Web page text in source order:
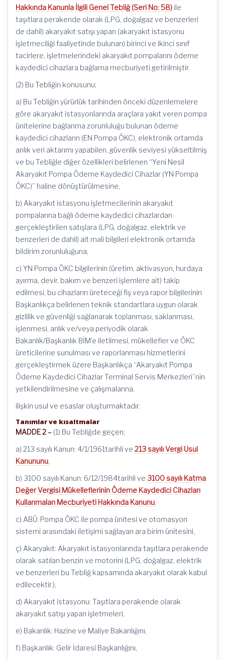
Hakkında Kanunla İlgili Genel Tebliğ (Seri No: 58) ile
taşıtlara perakende olarak (LPG, doğalgaz ve benzerleri
de dahil) akaryakıt satışı yapan (akaryakıt istasyonu
işletmeciliği faaliyetinde bulunan) birinci ve ikinci sınıf
tacirlere, işletmelerindeki akaryakıt pompalarını ödeme
kaydedici cihazlara bağlama mecburiyeti getirilmiştir.
(2) Bu Tebliğin konusunu;
a) Bu Tebliğin yürürlük tarihinden önceki düzenlemelere
göre akaryakıt istasyonlarında araçlara yakıt veren pompa
ünitelerine bağlanma zorunluluğu bulunan ödeme
kaydedici cihazların (EN Pompa ÖKC), elektronik ortamda
anlık veri aktarımı yapabilen, güvenlik seviyesi yükseltilmiş
ve bu Tebliğle diğer özellikleri belirlenen “Yeni Nesil
Akaryakıt Pompa Ödeme Kaydedici Cihazlar (YN Pompa
ÖKC)” haline dönüştürülmesine,
b) Akaryakıt istasyonu işletmecilerinin akaryakıt
pompalarına bağlı ödeme kaydedici cihazlardan
gerçekleştirilen satışlara (LPG, doğalgaz, elektrik ve
benzerleri de dahil) ait mali bilgileri elektronik ortamda
bildirim zorunluluğuna,
c) YN Pompa ÖKC bilgilerinin (üretim, aktivasyon, hurdaya
ayırma, devir, bakım ve benzeri işlemlere ait) takip
edilmesi, bu cihazların üreteceği fiş veya rapor bilgilerinin
Başkanlıkça belirlenen teknik standartlara uygun olarak
gizlilik ve güvenliği sağlanarak toplanması, saklanması,
işlenmesi, anlık ve/veya periyodik olarak
Bakanlık/Başkanlık BİM’e iletilmesi, mükellefler ve ÖKC
üreticilerine sunulması ve raporlanması hizmetlerini
gerçekleştirmek üzere Başkanlıkça “Akaryakıt Pompa
Ödeme Kaydedici Cihazlar Terminal Servis Merkezleri”nin
yetkilendirilmesine ve çalışmalarına,
ilişkin usul ve esaslar oluşturmaktadır.
Tanımlar ve kısaltmalar
MADDE 2 – (1) Bu Tebliğde geçen;
a) 213 sayılı Kanun: 4/1/1961tarihli ve 213 sayılı Vergi Usul
Kanununu,
b) 3100 sayılı Kanun: 6/12/1984tarihli ve 3100 sayılı Katma
Değer Vergisi Mükelleflerinin Ödeme Kaydedici Cihazları
Kullanmaları Mecburiyeti Hakkında Kanunu,
c) ABÜ: Pompa ÖKC ile pompa ünitesi ve otomasyon
sistemi arasındaki iletişimi sağlayan ara birim ünitesini,
ç) Akaryakıt: Akaryakıt istasyonlarında taşıtlara perakende
olarak satılan benzin ve motorini (LPG, doğalgaz, elektrik
ve benzerleri bu Tebliğ kapsamında akaryakıt olarak kabul
edilecektir.),
d) Akaryakıt istasyonu: Taşıtlara perakende olarak
akaryakıt satışı yapan işletmeleri,
e) Bakanlık: Hazine ve Maliye Bakanlığını,
f) Başkanlık: Gelir İdaresi Başkanlığını,